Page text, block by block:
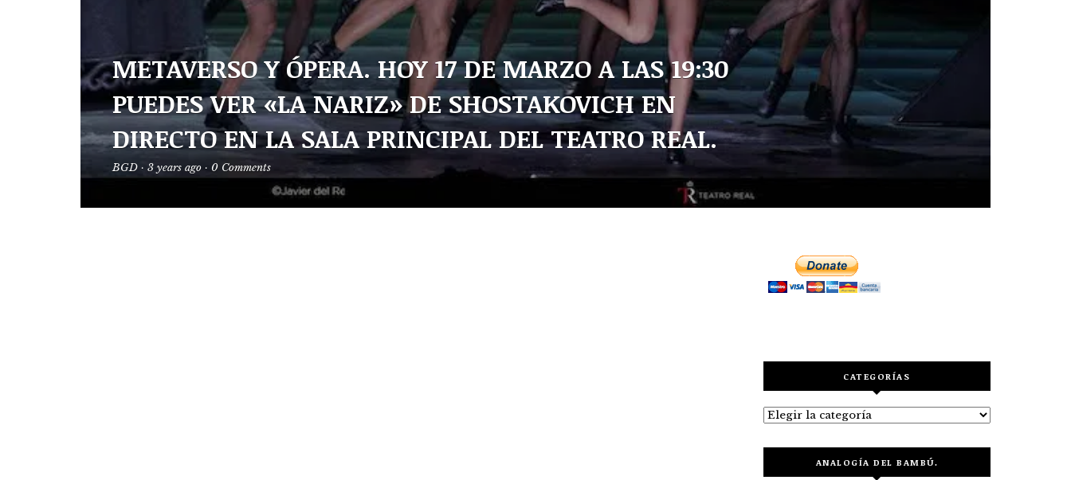
METAVERSO Y ÓPERA. HOY 17 DE MARZO A LAS 19:30
PUEDES VER «LA NARIZ» DE SHOSTAKOVICH EN
DIRECTO EN LA SALA PRINCIPAL DEL TEATRO REAL.
BGD · 3 years ago · 0 Comments
CATEGORÍAS
Categorías
ANALOGÍA DEL BAMBÚ.